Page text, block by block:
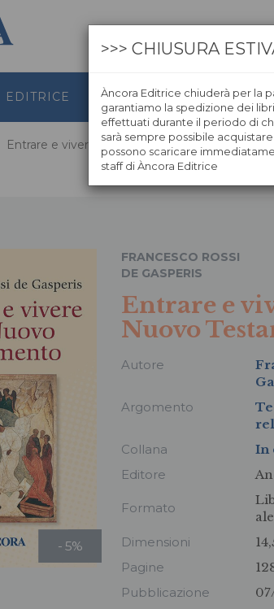
EDITRICE GRAFICA LIBRERIE
Entrare e vivere nel Nuovo Testamento
- 5%
FRANCESCO ROSSI
DE GASPERIS
Entrare e
Nuovo
Autore
Argomento
Collana
In
Editore
Formato
Dimensioni
Pagine
Pubblicazione
>>> CHIUSURA
Àncora Editrice chiuderà per la
garantiamo la spedizione dei
effettuati durante il periodo di
sarà sempre possibile
possono scaricare
staff di Àncora Editrice